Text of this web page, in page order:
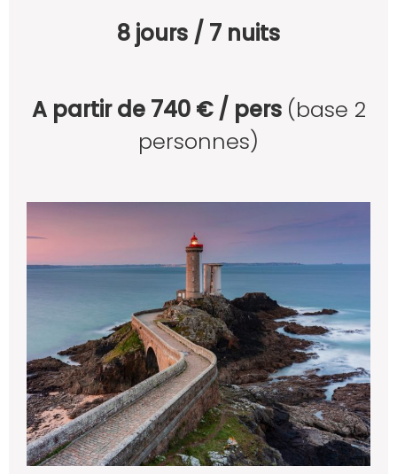
8 jours / 7 nuits
A partir de 740 € / pers (base 2
personnes)